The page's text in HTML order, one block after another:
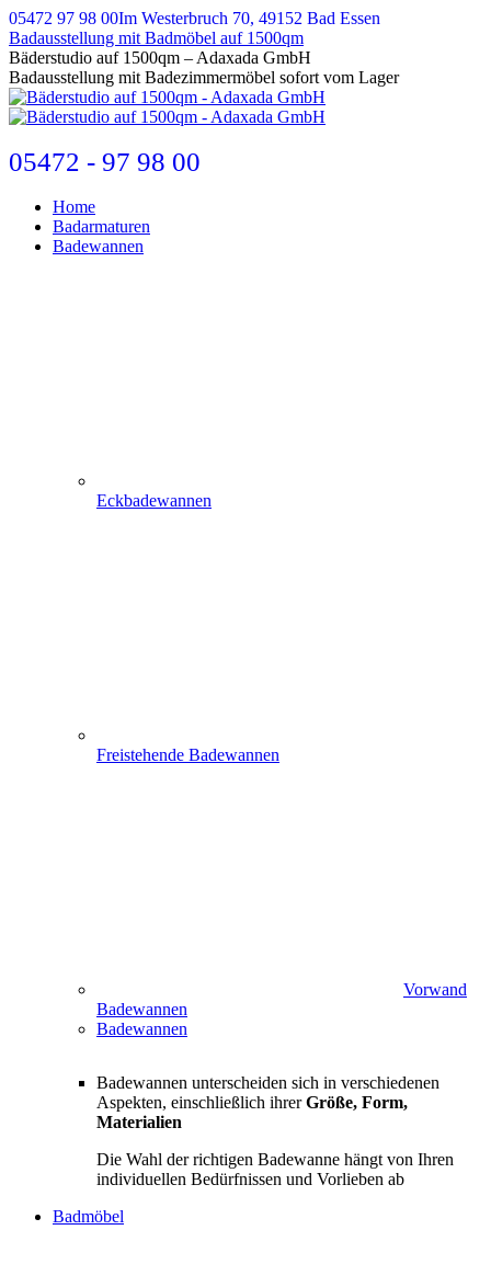
Zum
Inhalt
springen
05472 97 98 00Im Westerbruch 70, 49152 Bad Essen
Badausstellung mit Badmöbel auf 1500qm
E-
Mail
page
opens
new
window
Bäderstudio auf 1500qm – Adaxada GmbH
Badausstellung mit Badezimmermöbel sofort vom Lager
05472 - 97 98 00
Home
Badarmaturen
Badewannen
Eckbadewannen
Freistehende Badewannen
Vorwand
Badewannen
Badewannen
Badewannen unterscheiden sich in verschiedenen
Aspekten, einschließlich ihrerGröße, Form,
Materialien
Die Wahl der richtigen Badewanne hängt von Ihren
individuellen Bedürfnissen und Vorlieben ab
Badmöbel